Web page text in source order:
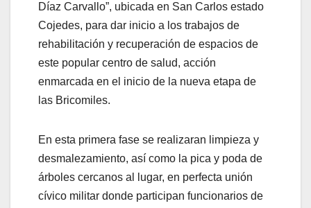
Díaz Carvallo”, ubicada en San Carlos estado
Cojedes, para dar inicio a los trabajos de
rehabilitación y recuperación de espacios de
este popular centro de salud, acción
enmarcada en el inicio de la nueva etapa de
las Bricomiles.
En esta primera fase se realizaran limpieza y
desmalezamiento, así como la pica y poda de
árboles cercanos al lugar, en perfecta unión
cívico militar donde participan funcionarios de